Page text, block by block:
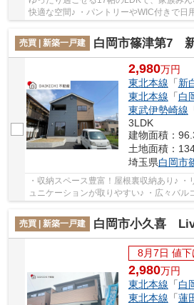
快適な空間♪ ・パントリーやWIC付きで日用品や食品がたくさん収納で
きる！ ・回遊導線で家事もスムーズ！毎
売買 | 新築一戸建
白岡市篠津第7 新築
2,980万円
東北本線 「新
東北本線 「白
東武伊勢崎線
3LDK
建物面積：
土地面積：
埼玉県白岡市
・収納スペース豊富！屋根裏収納あり♪ ・
ュニケーションが取りやすい♪ ・広々バルコニ
なキャリアのあるスタッフが物件資料を現
売買 | 新築一戸建
白岡市小久喜 Livele
8月7日 値下
2,980万円
東北本線 「白
東北本線 「蓮